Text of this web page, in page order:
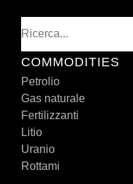
COMMODITIES
Petrolio
Gas naturale
Fertilizzanti
Litio
Uranio
Rottami